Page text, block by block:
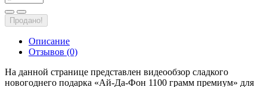
Продано!
Описание
Отзывов (0)
На данной странице представлен видеообзор сладкого
новогоднего подарка «Ай-Да-Фон 1100 грамм премиум» для